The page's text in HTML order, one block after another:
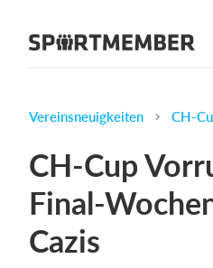
Über SportMember
Funktionen
Trainingsplan
Mitgliedsbeitrag
Vereinsneuigkeiten CH-
CH-Cup
Final-
Cazis